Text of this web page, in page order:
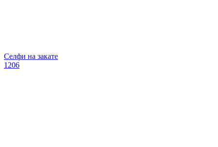
Селфи на закате
1206